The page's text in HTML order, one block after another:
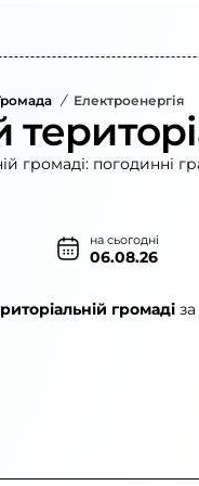
Громада / Електроенергія
громаді: погодинні
на сьогодні
06.08.26
громаді